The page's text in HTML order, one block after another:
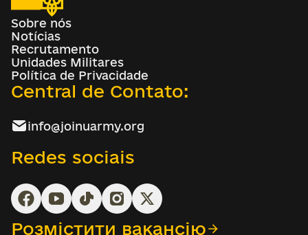
Sobre nós
Notícias
Recrutamento
Unidades Militares
Política de Privacidade
Central de Contato:
info@joinuarmy.org
Redes sociais
Розмістити вакансію